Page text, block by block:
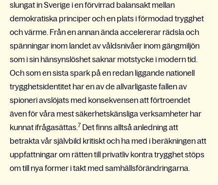
slungat in Sverige i en förvirrad balansakt mellan
demokratiska principer och en plats i förmodad trygghet
och värme. Från en annan ända accelererar rädsla och
spänningar inom landet av våldsnivåer inom gängmiljön
som i sin hänsynslöshet saknar motstycke i modern tid.
Och som en sista spark på en redan liggande nationell
trygghetsidentitet har en av de allvarligaste fallen av
spioneri avslöjats med konsekvensen att förtroendet
även för våra mest säkerhetskänsliga verksamheter har
kunnat ifrågasättas.7 Det finns alltså anledning att
betrakta vår självbild kritiskt och ha med i beräkningen att
uppfattningar om rätten till privatliv kontra trygghet stöps
om till nya former i takt med samhällsförändringarna.